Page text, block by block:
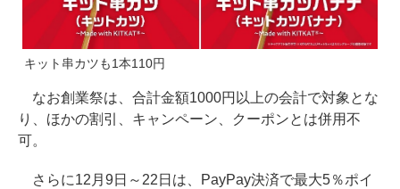
キット串カツも1本110円
なお創業祭は、合計金額1000円以上の会計で対象とな
り、ほかの割引、キャンペーン、クーポンとは併用不
可。
さらに12月9日～22日は、PayPay決済で最大5％ポイ